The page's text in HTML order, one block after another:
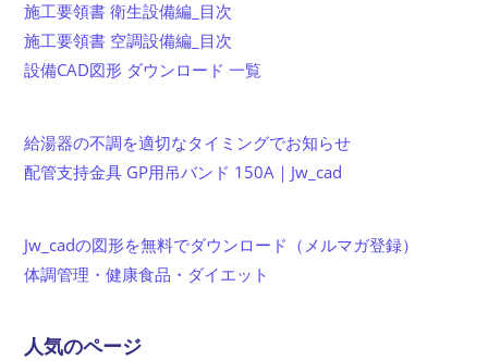
施工要領書 衛生設備編_目次
施工要領書 空調設備編_目次
設備CAD図形 ダウンロード 一覧
給湯器の不調を適切なタイミングでお知らせ
配管支持金具 GP用吊バンド 150A｜Jw_cad
Jw_cadの図形を無料でダウンロード（メルマガ登録）
体調管理・健康食品・ダイエット
人気のページ